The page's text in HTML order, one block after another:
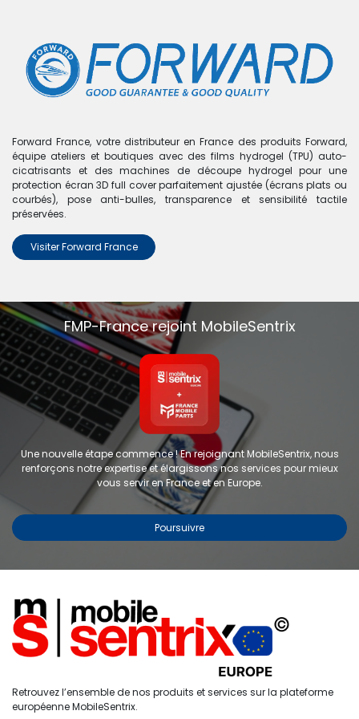
Étiquettes
Accueil Recherche
0
Compte
Boutique 0 articles trouvés.
Nous n'avons trouvé aucun
produit !
Aucun produit défini dans la catégorieOppo F17.
Forward France, votre distributeur en France des produits Forward,
équipe ateliers et boutiques avec des films hydrogel (TPU) auto-
cicatrisants et des machines de découpe hydrogel pour une
protection écran 3D full cover parfaitement ajustée (écrans plats ou
courbés), pose anti-bulles, transparence et sensibilité tactile
préservées.
Visiter Forward France
FMP-France rejoint MobileSentrix
Une nouvelle étape commence ! En rejoignant MobileSentrix, nous
renforçons notre expertise et élargissons nos services pour mieux
vous servir en France et en Europe.
Poursuivre
Retrouvez l’ensemble de nos produits et services sur la plateforme
européenne MobileSentrix.
Copyright © 2024 FMP-France. Tous droits réservés